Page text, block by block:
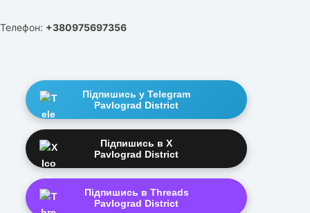
Телефон: +380975697356
Підпишись у Telegram
Pavlograd District
Підпишись в X
Pavlograd District
Підпишись в Threads
Pavlograd District